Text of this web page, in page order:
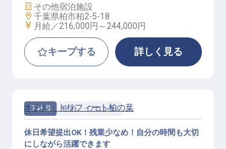
施設業態
その他宿泊施設
勤務地
千葉県柏市柏2-5-18
給与
月給／216,000円～ 244,000円
キープする 詳しく見る
正社員 宿泊 フロント
ホテル・トリフィート柏の葉
休日希望提出OK！残業少なめ！自分の時間も大切
にしながら活躍できます